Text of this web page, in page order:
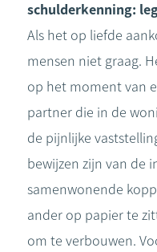
schulderkenning:
Als het op liefde
mensen niet graag.
op het moment van
partner die in de
de pijnlijke
bewijzen zijn van de
samenwonende
ander op papier te
om te verbouwen.